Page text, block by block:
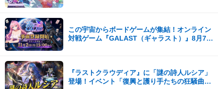
この宇宙からボードゲームが集結！オンライン
対戦ゲーム『GALAST（ギャラスト）』8月7日
『ラストクラウディア』に「謎の詩人ルシア」
登場！イベント「復興と護り手たちの狂騒曲」